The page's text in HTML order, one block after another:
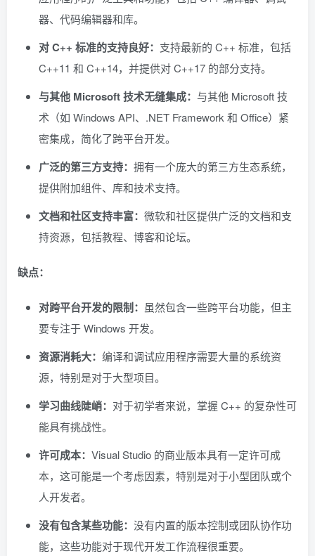
器、代码编辑器和库。
对 C++ 标准的支持良好： 支持最新的 C++ 标准，包括
C++11 和 C++14，并提供对 C++17 的部分支持。
与其他 Microsoft 技术无缝集成： 与其他 Microsoft 技
术（如 Windows API、.NET Framework 和 Office）紧
密集成，简化了跨平台开发。
广泛的第三方支持： 拥有一个庞大的第三方生态系统，
提供附加组件、库和技术支持。
文档和社区支持丰富： 微软和社区提供广泛的文档和支
持资源，包括教程、博客和论坛。
缺点：
对跨平台开发的限制： 虽然包含一些跨平台功能，但主
要专注于 Windows 开发。
资源消耗大： 编译和调试应用程序需要大量的系统资
源，特别是对于大型项目。
学习曲线陡峭： 对于初学者来说，掌握 C++ 的复杂性可
能具有挑战性。
许可成本： Visual Studio 的商业版本具有一定许可成
本，这可能是一个考虑因素，特别是对于小型团队或个
人开发者。
没有包含某些功能： 没有内置的版本控制或团队协作功
能，这些功能对于现代开发工作流程很重要。